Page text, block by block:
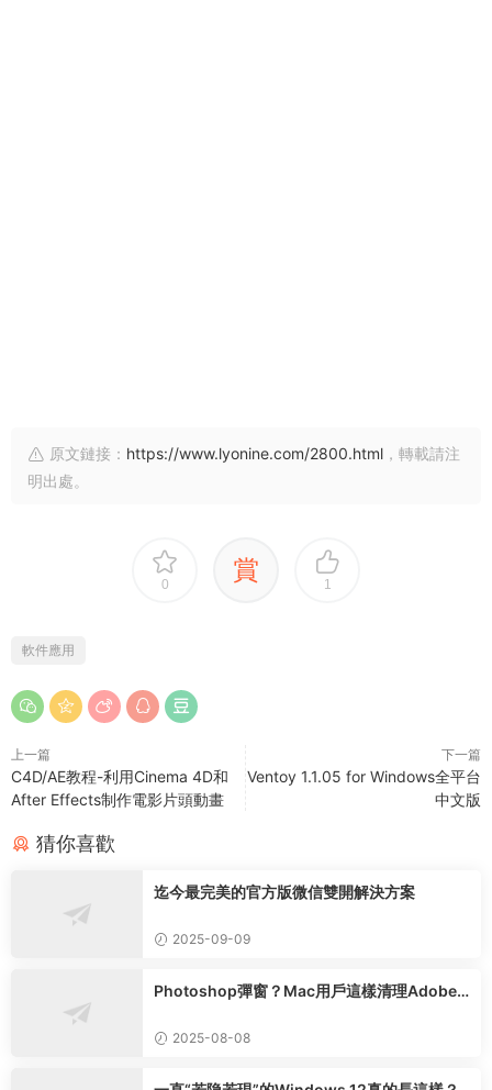
原文鏈接： https://www.lyonine.com/2800.html ，轉載請注
明出處。
0 賞 1
軟件應用
上一篇
C4D/AE教程-利用Cinema 4D和
After Effects制作電影片頭動畫
下一篇
Ventoy 1.1.05 for Windows全平台
中文版
猜你喜歡
迄今最完美的官方版微信雙開解決方案
2025-09-09
Photoshop彈窗？Mac用戶這樣清理Adobe
2025-08-08